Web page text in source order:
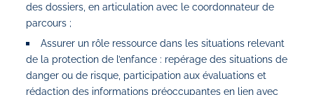
des dossiers, en articulation avec le coordonnateur de
parcours ;
Assurer un rôle ressource dans les situations relevant
de la protection de l’enfance : repérage des situations de
danger ou de risque, participation aux évaluations et
rédaction des informations préoccupantes en lien avec